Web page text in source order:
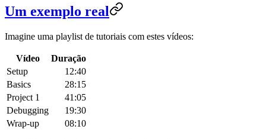
Um exemplo real
Imagine uma playlist de tutoriais com estes vídeos:
Vídeo
Duração
Setup
12:40
Basics
28:15
Project 1
41:05
Debugging
19:30
Wrap-up
08:10